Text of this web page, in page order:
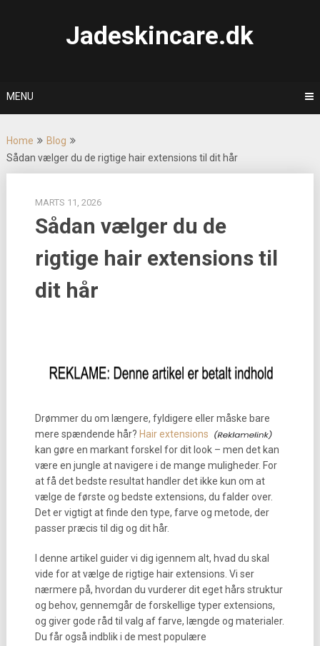
Jadeskincare.dk
MENU
Home
Blog
Sådan vælger du de rigtige hair extensions til dit hår
MARTS 11, 2026
Sådan vælger du de
rigtige hair extensions til
dit hår
Drømmer du om længere, fyldigere eller måske bare
mere spændende hår? Hair extensions
kan gøre en markant forskel for dit look – men det kan
være en jungle at navigere i de mange muligheder. For
at få det bedste resultat handler det ikke kun om at
vælge de første og bedste extensions, du falder over.
Det er vigtigt at finde den type, farve og metode, der
passer præcis til dig og dit hår.
I denne artikel guider vi dig igennem alt, hvad du skal
vide for at vælge de rigtige hair extensions. Vi ser
nærmere på, hvordan du vurderer dit eget hårs struktur
og behov, gennemgår de forskellige typer extensions,
og giver gode råd til valg af farve, længde og materialer.
Du får også indblik i de mest populære